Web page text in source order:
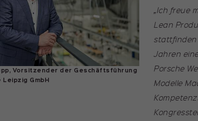
Vorsitzender der Geschäftsführung
Leipzig GmbH
„Ich freue
Lean
stattfinden
Jahren
Porsche
Modelle